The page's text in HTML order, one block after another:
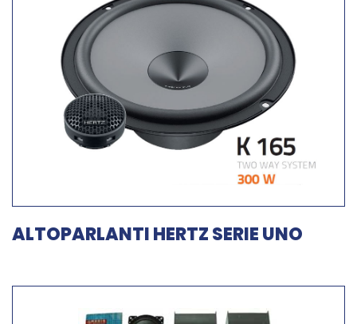
ALTOPARLANTI HERTZ SERIE UNO